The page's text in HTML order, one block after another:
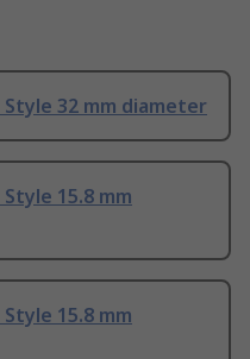
32 mm diameter
15.8 mm
15.8 mm